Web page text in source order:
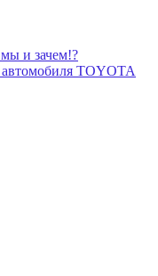
и зачем!?
TOYOTA